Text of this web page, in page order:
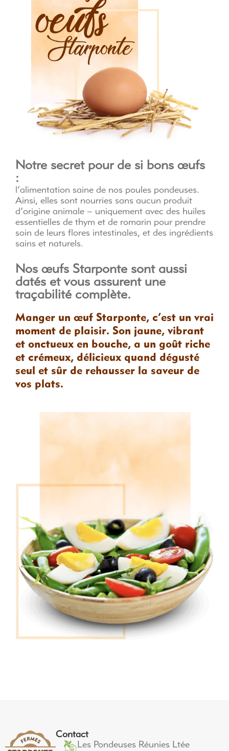
Notre secret pour de si bons œufs
:
l’alimentation saine de nos poules pondeuses.
Ainsi, elles sont nourries sans aucun produit
d’origine animale – uniquement avec des huiles
essentielles de thym et de romarin pour prendre
soin de leurs flores intestinales, et des ingrédients
sains et naturels.
Nos œufs Starponte sont aussi
datés et vous assurent une
traçabilité complète.
Manger un œuf Starponte, c’est un vrai
moment de plaisir. Son jaune, vibrant
et onctueux en bouche, a un goût riche
et crémeux, délicieux quand dégusté
seul et sûr de rehausser la saveur de
vos plats.
Contact
Les Pondeuses Réunies Ltée